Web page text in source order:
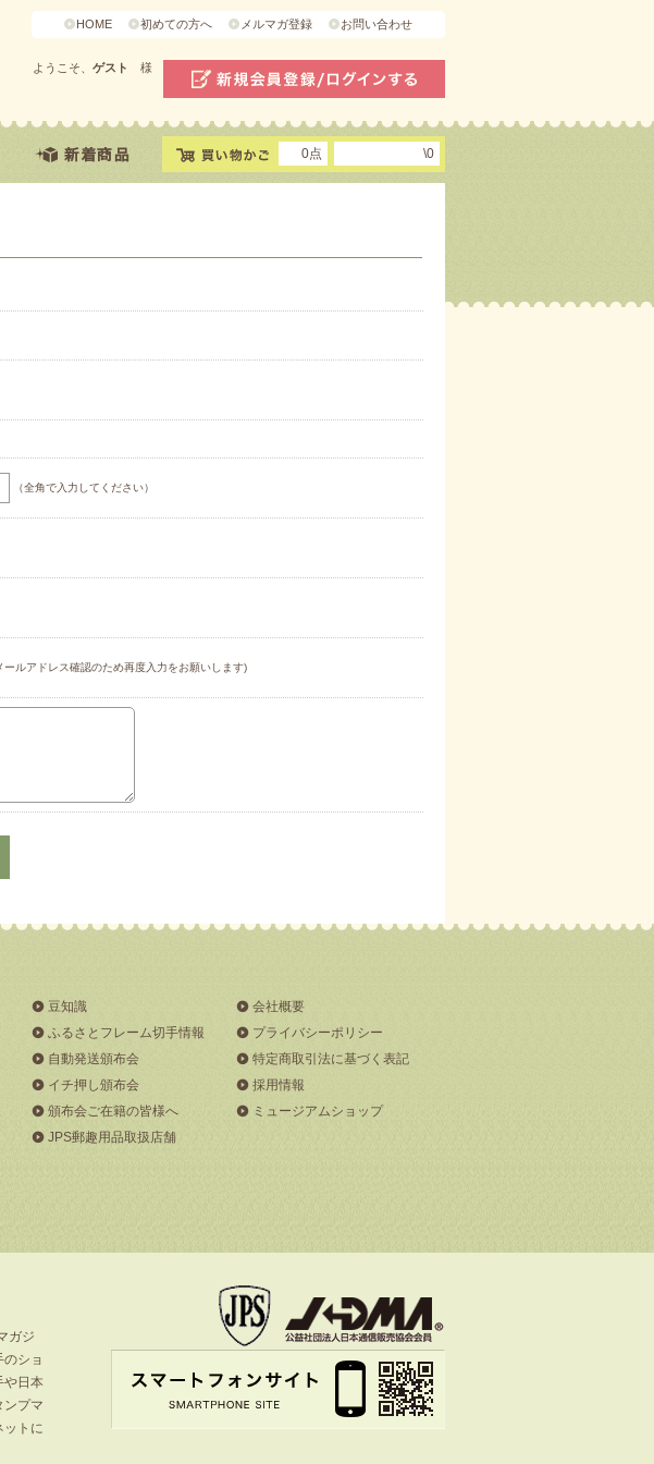
HOME 初めての方へ メルマガ登録 お問い合わせ
ようこそ、 ゲスト 様
0点 \0
（全角で入力してください）
ールアドレス確認のため再度入力をお願いします)
豆知識
ふるさとフレーム切手情報
自動発送頒布会
イチ押し頒布会
頒布会ご在籍の皆様へ
JPS郵趣用品取扱店舗
会社概要
プライバシーポリシー
特定商取引法に基づく表記
採用情報
ミュージアムショップ
ガジ
ショ
や日本
ンプマ
ットに